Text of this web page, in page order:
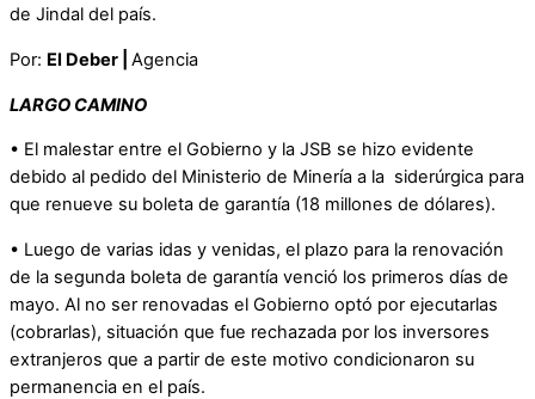
de Jindal del país.
Por: El De­ber | Agencia
LARGO CAMINO
• El malestar entre el Gobierno y la JSB se hizo evidente
debido al pedido del Ministerio de Minería a la siderúrgica para
que renueve su boleta de garantía (18 millones de dólares).
• Luego de varias idas y venidas, el plazo para la renovación
de la segunda boleta de garantía venció los primeros días de
mayo. Al no ser renovadas el Gobierno optó por ejecutarlas
(cobrarlas), situación que fue rechazada por los inversores
extranjeros que a partir de este motivo condicionaron su
permanencia en el país.